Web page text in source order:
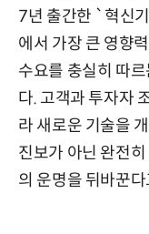
7년 출간한 `혁신
에서 가장 큰 영향
수요를 충실히 따
다. 고객과 투자자
라 새로운 기술을
진보가 아닌 완전
의 운명을 뒤바꾼